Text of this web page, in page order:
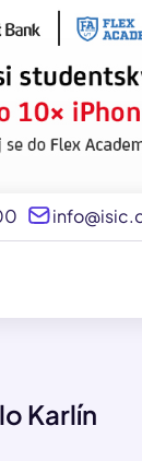
Karlín